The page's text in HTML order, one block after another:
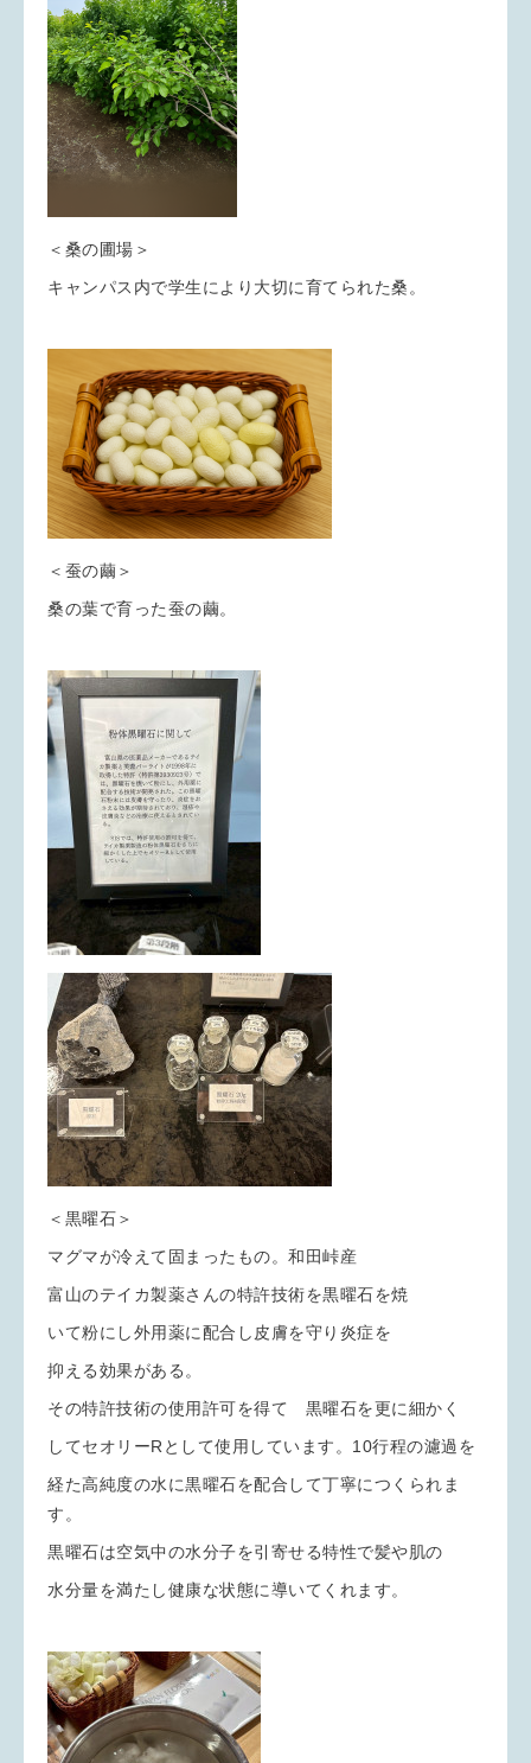
＜桑の圃場＞
キャンパス内で学生により大切に育てられた桑。
＜蚕の繭＞
桑の葉で育った蚕の繭。
＜黒曜石＞
マグマが冷えて固まったもの。和田峠産
富山のテイカ製薬さんの特許技術を黒曜石を焼
いて粉にし外用薬に配合し皮膚を守り炎症を
抑える効果がある。
その特許技術の使用許可を得て 黒曜石を更に細かく
してセオリーRとして使用しています。10行程の濾過を
経た高純度の水に黒曜石を配合して丁寧につくられま
す。
黒曜石は空気中の水分子を引寄せる特性で髪や肌の
水分量を満たし健康な状態に導いてくれます。